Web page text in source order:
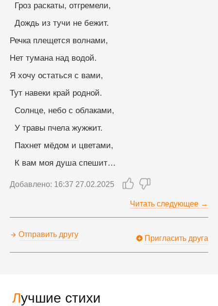
Лучшие стихи
  Гроз раскаты, отгремели,
  Дождь из тучи не бежит.
Речка плещется волнами,
Нет тумана над водой.
Я хочу остаться с вами,
Тут навеки край родной.
  Солнце, небо с облаками,
  У травы пчела жужжит.
  Пахнет мёдом и цветами,
  К вам моя душа спешит…
Добавлено: 16:37 27.02.2025
Читать следующее →
Отправить другу Пригласить друга